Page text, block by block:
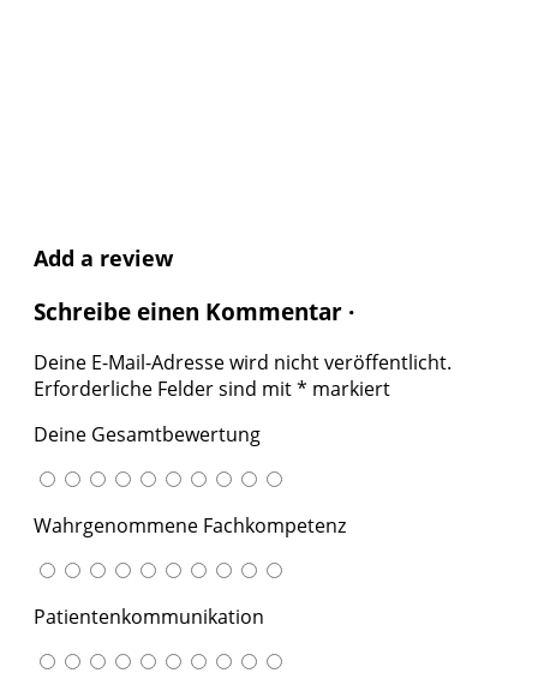
Add a review
Schreibe einen Kommentar ·
Deine E-Mail-Adresse wird nicht veröffentlicht.
Erforderliche Felder sind mit* markiert
Deine Gesamtbewertung
Wahrgenommene Fachkompetenz
Patientenkommunikation